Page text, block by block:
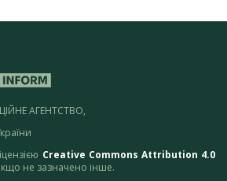
АГЕНТСТВО,
Creative Commons Attribution 4.0
не зазначено інше.